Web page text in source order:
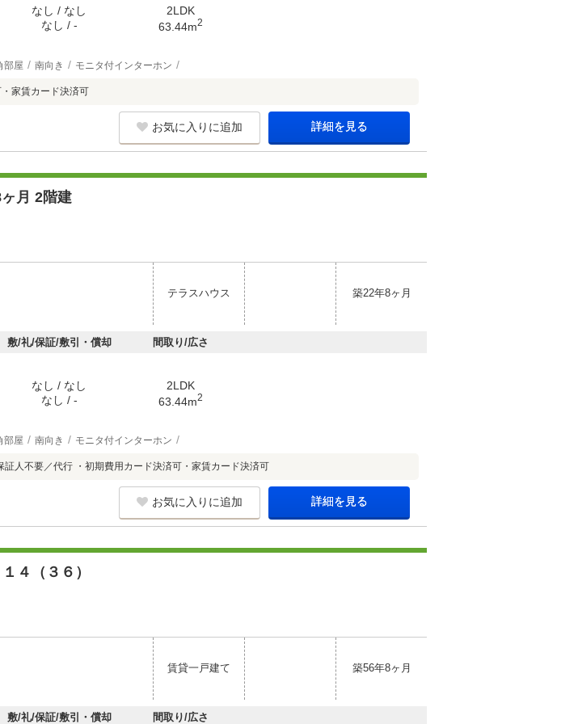
なし / なし
なし / -
2LDK
63.44m2
部屋 南向き モニタ付インターホン
家賃カード決済可
お気に入りに追加 詳細を見る
月 2階建
テラスハウス 築22年8ヶ月
敷/礼/保証/敷引・償却 間取り/広さ
なし / なし
なし / -
2LDK
63.44m2
部屋 南向き モニタ付インターホン
人不要／代行 ・初期費用カード決済可・家賃カード決済可
お気に入りに追加 詳細を見る
４（３６）
賃貸一戸建て 築56年8ヶ月
敷/礼/保証/敷引・償却 間取り/広さ